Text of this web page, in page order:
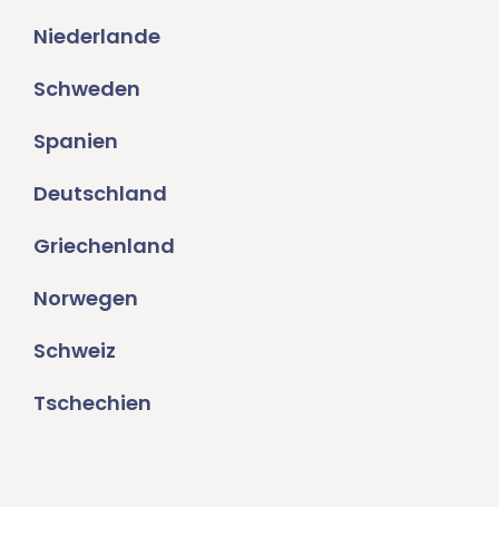
Niederlande
Schweden
Spanien
Deutschland
Griechenland
Norwegen
Schweiz
Tschechien